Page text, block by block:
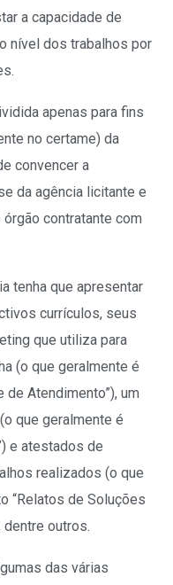
a capacidade de
nível dos trabalhos por
apenas para fins
no certame) da
convencer a
da agência licitante e
contratante com
tenha que apresentar
currículos, seus
que utiliza para
(o que geralmente é
de Atendimento”), um
que geralmente é
e atestados de
realizados (o que
“Relatos de Soluções
dentre outros.
das várias